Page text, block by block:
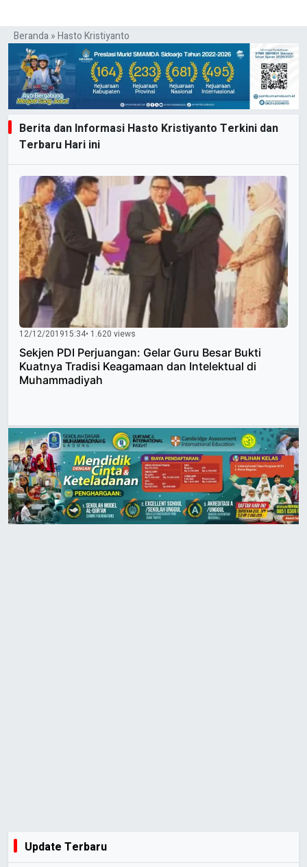
Beranda»Hasto Kristiyanto
Berita dan Informasi Hasto Kristiyanto Terkini dan
Terbaru Hari ini
12/12/201915:34• 1.620 views
Sekjen PDI Perjuangan: Gelar Guru Besar Bukti
Kuatnya Tradisi Keagamaan dan Intelektual di
Muhammadiyah
Update Terbaru